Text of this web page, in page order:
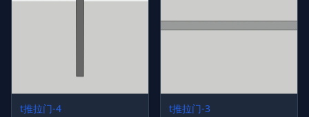
t推拉门-4 t推拉门-3